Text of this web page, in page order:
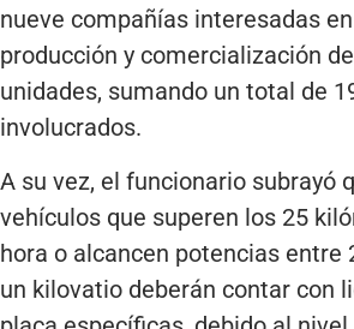
nueve compañías interesadas
producción y comercialización
unidades, sumando un total de
involucrados.
A su vez, el funcionario subrayó
vehículos que superen los 25
hora o alcancen potencias entre
un kilovatio deberán contar con